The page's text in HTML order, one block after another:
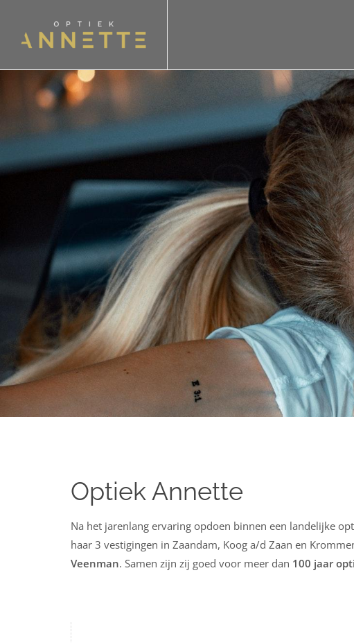
Optiek Annette
Na het jarenlang ervaring opdoen binnen een landelijke
haar 3 vestigingen in Zaandam, Koog a/d Zaan en
Veenman. Samen zijn zij goed voor meer dan 100 jaar